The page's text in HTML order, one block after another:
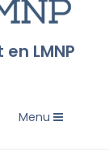
LMNP
Toggle
Menu